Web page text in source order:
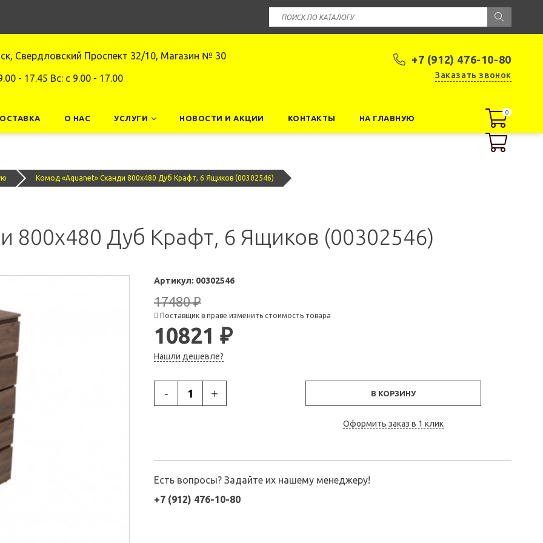
+7 (912) 476-10-80
Заказать звонок
Свердловский Проспект 32/10, Магазин № 30
- 17.45 Вс: c 9.00 - 17.00
О НАС УСЛУГИ НОВОСТИ И АКЦИИ КОНТАКТЫ НА ГЛАВНУЮ
0
0
Комод «Aquanet» Сканди 800x480 Дуб Крафт, 6 Ящиков (00302546)
800x480 Дуб Крафт, 6 Ящиков (00302546)
Артикул: 00302546
17480 ₽
Поставщик в праве изменить стоимость товара
10821 ₽
Нашли дешевле?
- + В КОРЗИНУ
Оформить заказ в 1 клик
Есть вопросы? Задайте их нашему менеджеру!
+7 (912) 476-10-80